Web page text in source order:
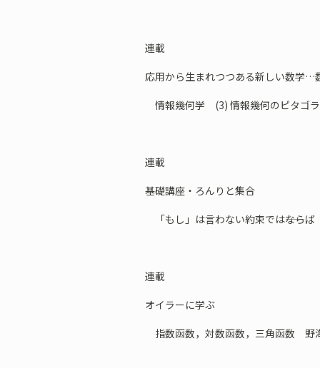
連載
応用から生まれつつある新しい数学…
情報幾何学 (3) 情報幾何のピタゴ
連載
基礎講座・ろんりと集合
「もし」は言わない約束では――な
連載
オイラーに学ぶ
指数函数，対数函数，三角函数